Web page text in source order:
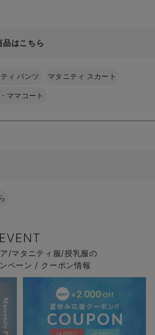
品はこちら
ィ パンツ マタニティ スカート
ママコート
EVENT
/マタニティ服/授乳服の
ペーン / クーポン情報